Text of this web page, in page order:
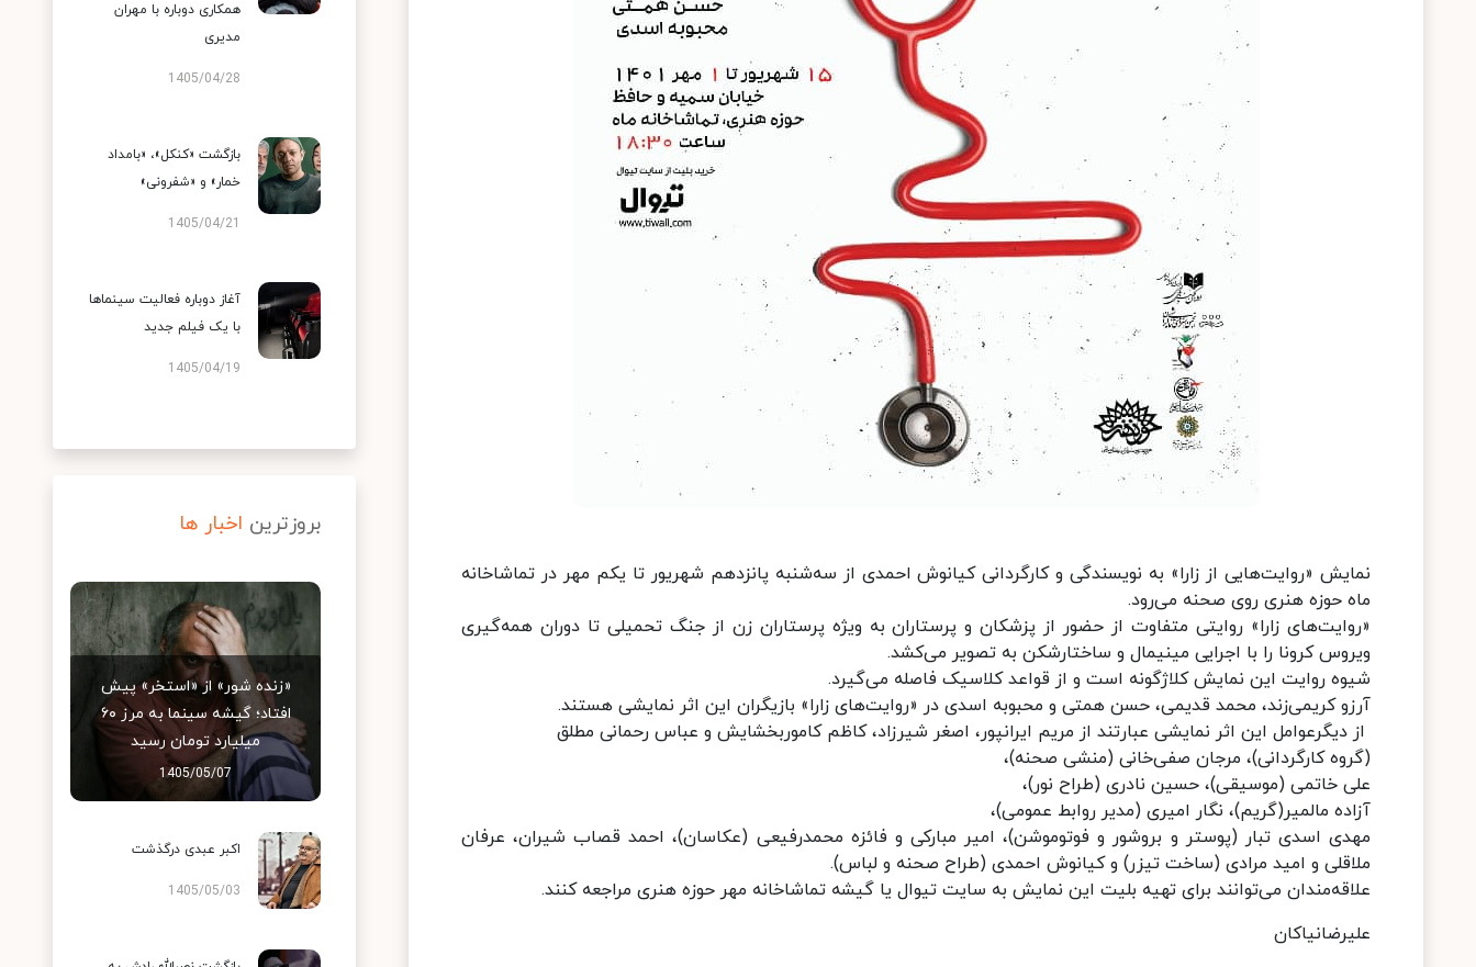
نمایش «روایت‌هایی از زارا» به نویسندگی و کارگردانی کیانوش احمدی از سه‌شنبه پانزدهم شهریور تا یکم مهر در تماشاخانه
ماه حوزه هنری روی صحنه می‌رود.
«روایت‌های زارا» روایتی متفاوت از حضور از پزشکان و پرستاران به ویژه پرستاران زن از جنگ تحمیلی تا دوران همه‌گیری
ویروس کرونا را با اجرایی مینیمال و ساختارشکن به تصویر می‌کشد.
شیوه روایت این نمایش کلاژگونه است و از قواعد کلاسیک فاصله می‌گیرد.
آرزو کریمی‌زند، محمد قدیمی، حسن همتی و محبوبه اسدی در «روایت‌های زارا» بازیگران این اثر نمایشی هستند.
از دیگرعوامل این اثر نمایشی عبارتند از مریم ایرانپور، اصغر شیرزاد، کاظم کامور‌بخشایش و عباس رحمانی مطلق
(گروه کارگردانی)، مرجان صفی‌خانی (منشی صحنه)،
علی خاتمی (موسیقی)، حسین نادری (طراح نور)،
آزاده مالمیر(گریم)، نگار امیری (مدیر روابط عمومی)،
مهدی اسدی تبار (پوستر و بروشور و فوتوموشن)، امیر مبارکی و فائزه محمد‌رفیعی (عکاسان)، احمد قصاب شیران، عرفان
ملاقلی و امید مرادی (ساخت تیزر) و کیانوش احمدی (طراح صحنه و لباس).
علاقه‌مندان می‌توانند برای تهیه بلیت این نمایش به سایت تیوال یا گیشه تماشاخانه مهر حوزه هنری مراجعه کنند.
علیرضانیاکان
همکاری دوباره با مهران
مدیری
1405/04/28
بازگشت «کنکل»، «بامداد
خمار» و «شفرونی»
1405/04/21
آغاز دوباره فعالیت سینماها
با یک فیلم جدید
1405/04/19
بروزترین اخبار ها
«زنده شور» از «استخر» پیش
افتاد؛ گیشه سینما به مرز ۶۰
میلیارد تومان رسید
1405/05/07
اکبر عبدی درگذشت
1405/05/03